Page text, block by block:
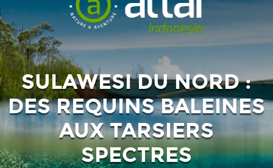
SULAWESI DU NORD :
DES REQUINS BALEINES
AUX TARSIERS
SPECTRES